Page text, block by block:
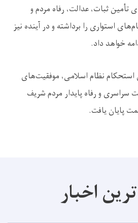
تأمین ثبات، عدالت، رفاه مردم و
استواری را برداشته و در آینده نیز
خواهد داد.
نظام اسلامی، موفقیت‌های
سراسری و رفاه پایدار مردم شریف
پایان یافت.
اخبار